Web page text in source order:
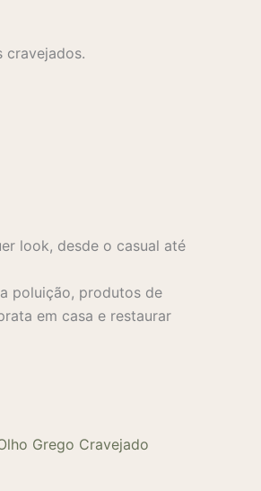
cravejados.
look, desde o casual até
poluição, produtos de
em casa e restaurar